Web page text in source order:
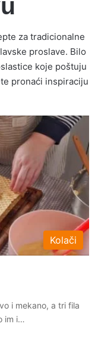
za tradicionalne
proslave. Bilo
koje poštuju
pronaći inspiraciju
Kolači
i mekano, a tri fila
im i…